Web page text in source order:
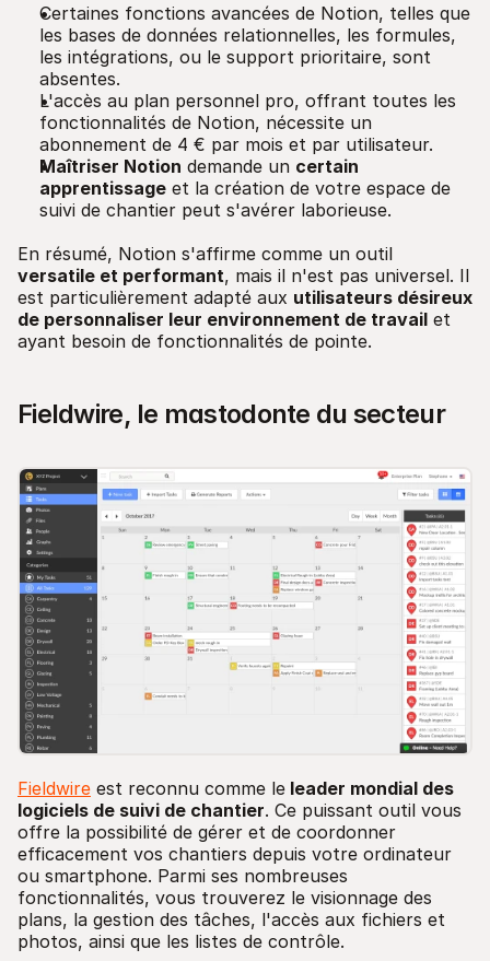
Certaines fonctions avancées de Notion, telles que
les bases de données relationnelles, les formules,
les intégrations, ou le support prioritaire, sont
absentes.
L'accès au plan personnel pro, offrant toutes les
fonctionnalités de Notion, nécessite un
abonnement de 4 € par mois et par utilisateur.
Maîtriser Notion demande un certain
apprentissage et la création de votre espace de
suivi de chantier peut s'avérer laborieuse.
En résumé, Notion s'affirme comme un outil
versatile et performant, mais il n'est pas universel. Il
est particulièrement adapté aux utilisateurs désireux
de personnaliser leur environnement de travail et
ayant besoin de fonctionnalités de pointe.
Fieldwire, le mastodonte du secteur
Fieldwire est reconnu comme le leader mondial des
logiciels de suivi de chantier. Ce puissant outil vous
offre la possibilité de gérer et de coordonner
efficacement vos chantiers depuis votre ordinateur
ou smartphone. Parmi ses nombreuses
fonctionnalités, vous trouverez le visionnage des
plans, la gestion des tâches, l'accès aux fichiers et
photos, ainsi que les listes de contrôle.